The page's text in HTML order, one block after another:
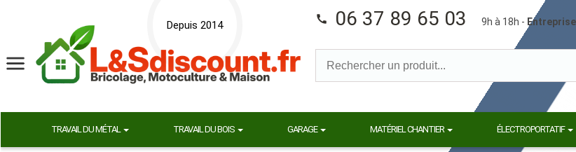
Depuis 2014 call 06 37 89 65 03 9h à 18h -
TRAVAIL DU MÉTAL TRAVAIL DU BOIS GARAGE MATÉRIEL CHANTIER ÉLECTROPORTATIF